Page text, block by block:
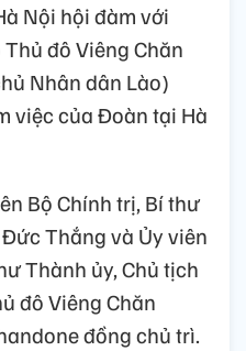
Nội hội đàm với
đô Viêng Chăn
Nhân dân Lào)
việc của Đoàn tại Hà
Bộ Chính trị, Bí thư
Thắng và Ủy viên
Thành ủy, Chủ tịch
đô Viêng Chăn
đồng chủ trì.